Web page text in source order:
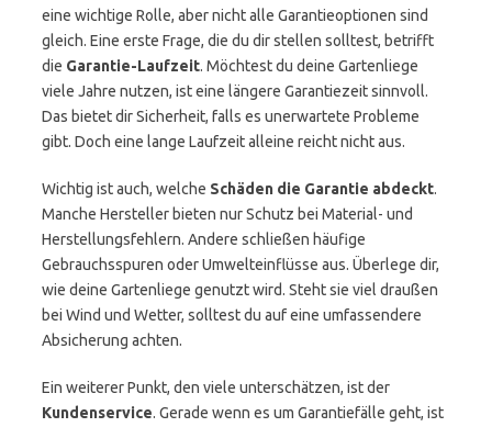
eine wichtige Rolle, aber nicht alle Garantieoptionen sind
gleich. Eine erste Frage, die du dir stellen solltest, betrifft
die Garantie-Laufzeit. Möchtest du deine Gartenliege
viele Jahre nutzen, ist eine längere Garantiezeit sinnvoll.
Das bietet dir Sicherheit, falls es unerwartete Probleme
gibt. Doch eine lange Laufzeit alleine reicht nicht aus.
Wichtig ist auch, welche Schäden die Garantie abdeckt.
Manche Hersteller bieten nur Schutz bei Material- und
Herstellungsfehlern. Andere schließen häufige
Gebrauchsspuren oder Umwelteinflüsse aus. Überlege dir,
wie deine Gartenliege genutzt wird. Steht sie viel draußen
bei Wind und Wetter, solltest du auf eine umfassendere
Absicherung achten.
Ein weiterer Punkt, den viele unterschätzen, ist der
Kundenservice. Gerade wenn es um Garantiefälle geht, ist